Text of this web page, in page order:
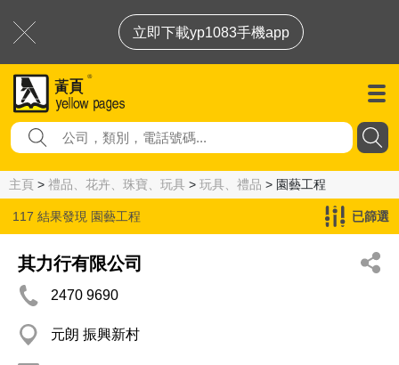
立即下載yp1083手機app
主頁 > 禮品、花卉、珠寶、玩具 > 玩具、禮品 > 園藝工程
117 結果發現 園藝工程 已篩選
其力行有限公司
2470 9690
元朗 振興新村